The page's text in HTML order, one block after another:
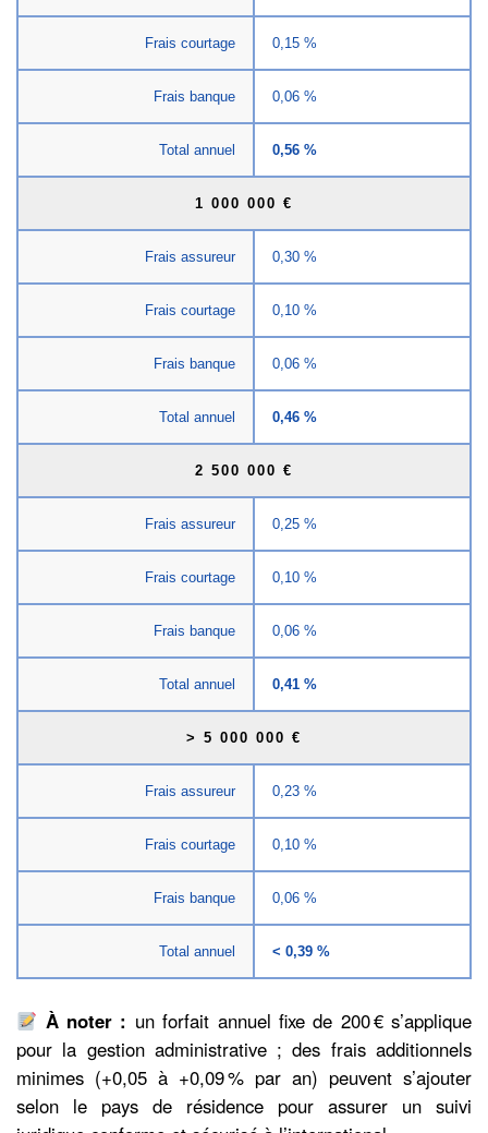
Frais courtage 0,15 %
Frais banque 0,06 %
Total annuel 0,56 %
1 000 000 €
Frais assureur 0,30 %
Frais courtage 0,10 %
Frais banque 0,06 %
Total annuel 0,46 %
2 500 000 €
Frais assureur 0,25 %
Frais courtage 0,10 %
Frais banque 0,06 %
Total annuel 0,41 %
> 5 000 000 €
Frais assureur 0,23 %
Frais courtage 0,10 %
Frais banque 0,06 %
Total annuel < 0,39 %
À noter : un forfait annuel fixe de 200 € s’applique
pour la gestion administrative ; des frais additionnels
minimes (+0,05 à +0,09 % par an) peuvent s’ajouter
selon le pays de résidence pour assurer un suivi